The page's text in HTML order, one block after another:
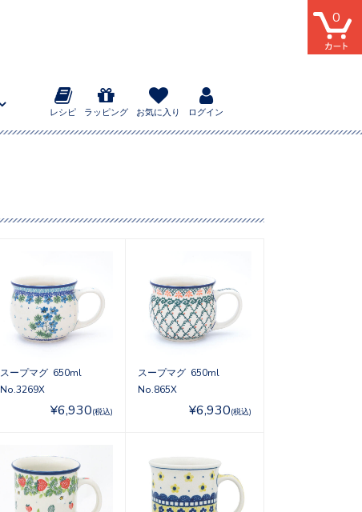
レシピ ラッピング お気に入り ログイン
0
スープマグ 650ml
No.3269X
¥6,930 (税込)
スープマグ 650ml
No.865X
¥6,930 (税込)